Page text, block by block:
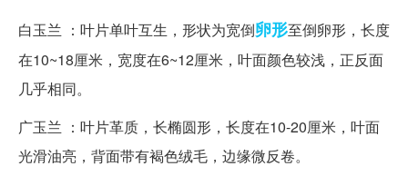
白玉兰 ：叶片单叶互生，形状为宽倒卵形至倒卵形，长度
在10~18厘米，宽度在6~12厘米，叶面颜色较浅，正反面
几乎相同。
广玉兰 ：叶片革质，长椭圆形，长度在10-20厘米，叶面
光滑油亮，背面带有褐色绒毛，边缘微反卷。